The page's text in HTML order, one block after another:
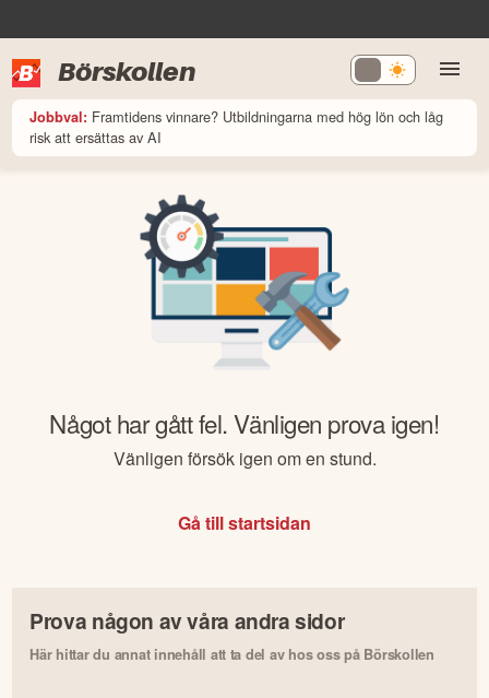
Börskollen
Jobbval: Framtidens vinnare? Utbildningarna med hög lön och låg
risk att ersättas av AI
Något har gått fel. Vänligen prova igen!
Vänligen försök igen om en stund.
Gå till startsidan
Prova någon av våra andra sidor
Här hittar du annat innehåll att ta del av hos oss på Börskollen